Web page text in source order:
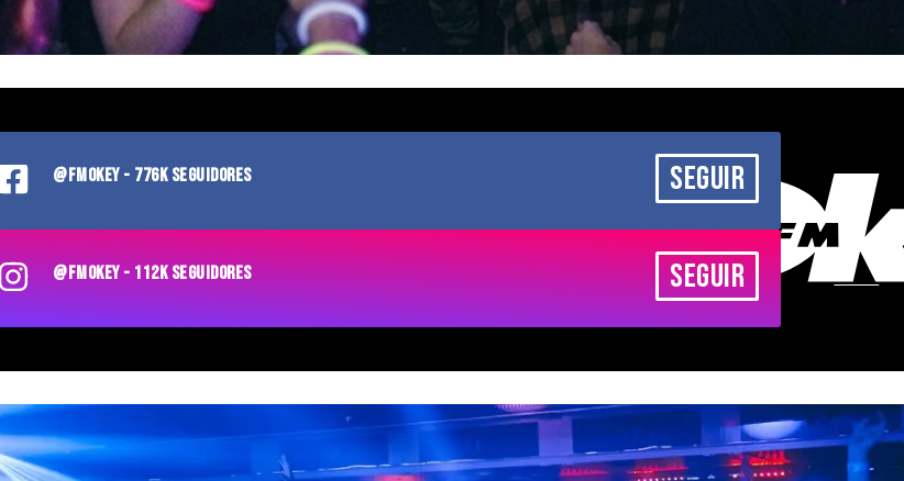
SEGUIR
@FMOKEY - 776K SEGUIDORES
SEGUIR
@FMOKEY - 112K SEGUIDORES